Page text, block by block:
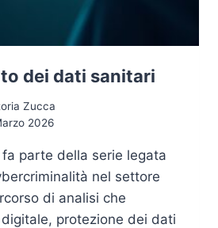
dei dati sanitari
Zucca
2026
parte della serie legata
nel settore
di analisi che
protezione dei dati